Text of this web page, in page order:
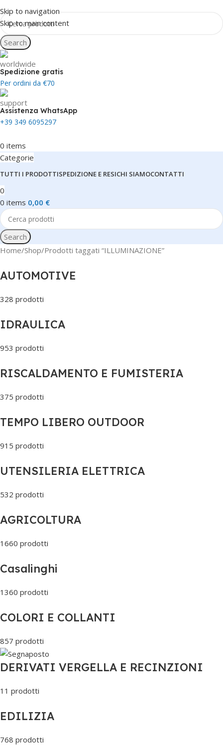
Skip to navigation
Skip to main content
Search
Spedizione gratis
Per ordini da €70
Assistenza WhatsApp
+39 349 6095297
0 items
Categorie
TUTTI I PRODOTTISPEDIZIONE E RESICHI SIAMOCONTATTI
0
0 items 0,00 €
Search
Home Shop Prodotti taggati “ILLUMINAZIONE”
AUTOMOTIVE
328 prodotti
IDRAULICA
953 prodotti
RISCALDAMENTO E FUMISTERIA
375 prodotti
TEMPO LIBERO OUTDOOR
915 prodotti
UTENSILERIA ELETTRICA
532 prodotti
AGRICOLTURA
1660 prodotti
Casalinghi
1360 prodotti
COLORI E COLLANTI
857 prodotti
DERIVATI VERGELLA E RECINZIONI
11 prodotti
EDILIZIA
768 prodotti